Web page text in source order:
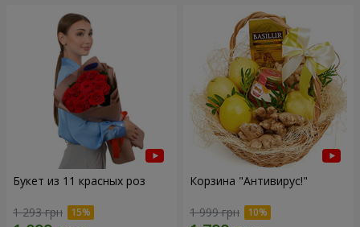
Букет из 11 красных роз
1 293 грн
Корзина "Антивирус!"
1 999 грн